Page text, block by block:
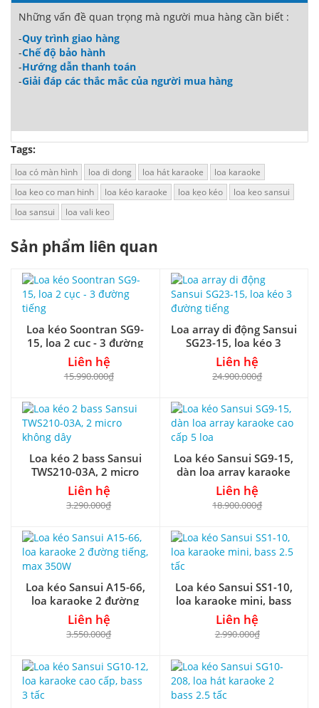
Những vấn đề quan trọng mà người mua hàng cần biết :
-Quy trình giao hàng
-Chế độ bảo hành
-Hướng dẫn thanh toán
-Giải đáp các thắc mắc của người mua hàng
Tags:
loa có màn hình loa di dong loa hát karaoke
loa karaoke
loa keo co man hinh
loa kéo karaoke loa kẹo kéo
loa keo sansui
loa sansui
loa vali keo
Sản phẩm liên quan
Loa kéo Soontran SG9-
15, loa 2 cục - 3 đường
tiếng
Liên hệ
15.990.000₫
Loa array di động Sansui
SG23-15, loa kéo 3
đường tiếng
Liên hệ
24.900.000₫
Loa kéo 2 bass Sansui
TWS210-03A, 2 micro
không dây
Liên hệ
3.290.000₫
Loa kéo Sansui SG9-15,
dàn loa array karaoke
cao cấp 5 loa
Liên hệ
18.900.000₫
Loa kéo Sansui A15-66,
loa karaoke 2 đường
tiếng, max 350W
Liên hệ
3.550.000₫
Loa kéo Sansui SS1-10,
loa karaoke mini, bass
2.5 tấc
Liên hệ
2.990.000₫